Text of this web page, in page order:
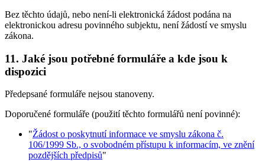
Bez těchto údajů, nebo není-li elektronická žádost podána na
elektronickou adresu povinného subjektu, není žádostí ve smyslu
zákona.
11. Jaké jsou potřebné formuláře a kde jsou k
dispozici
Předepsané formuláře nejsou stanoveny.
Doporučené formuláře (použití těchto formulářů není povinné):
"Žádost o poskytnutí informace ve smyslu zákona č.
106/1999 Sb., o svobodném přístupu k informacím, ve znění
pozdějších předpisů"